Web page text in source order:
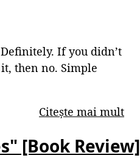
Definitely. If you didn’t
then no. Simple
Citește mai mult
[Book Review]